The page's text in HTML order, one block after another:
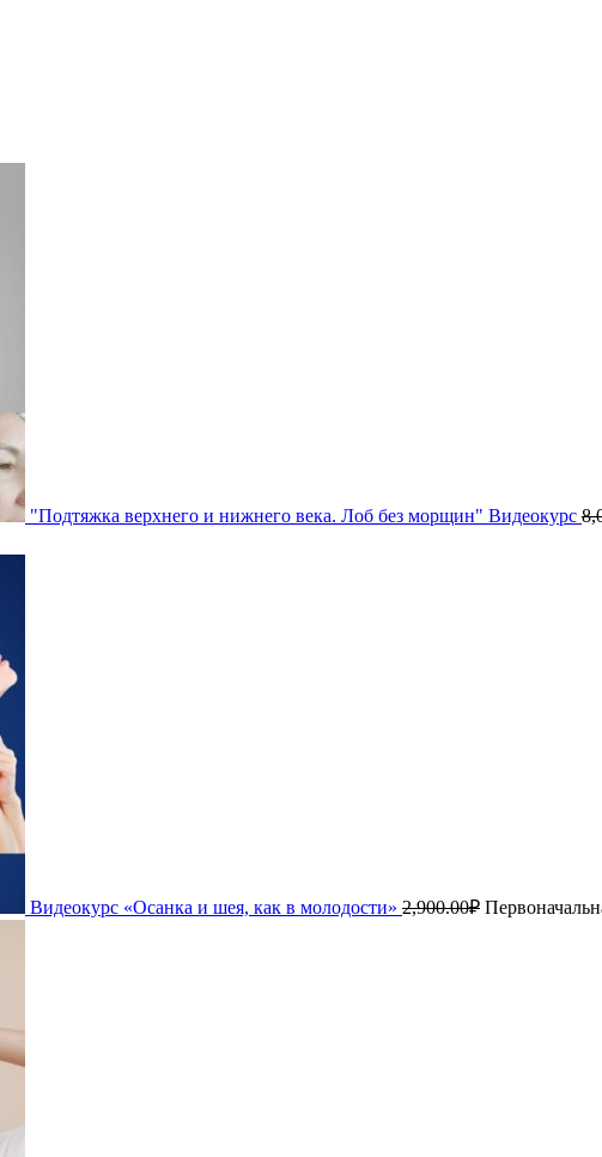
"Подтяжка верхнего и нижнего века. Лоб без морщин" Видеокурс
Видеокурс «Осанка и шея, как в молодости» 2,900.00₽